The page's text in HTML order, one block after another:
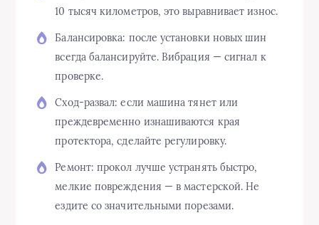
10 тысяч километров, это выравнивает износ.
Балансировка: после установки новых шин
всегда балансируйте. Вибрация — сигнал к
проверке.
Сход-развал: если машина тянет или
преждевременно изнашиваются края
протектора, сделайте регулировку.
Ремонт: прокол лучше устранять быстро,
мелкие повреждения — в мастерской. Не
ездите со значительными порезами.